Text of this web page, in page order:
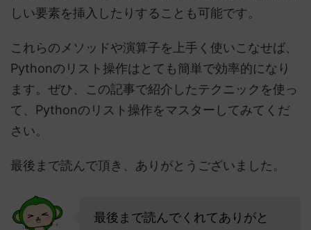
しい要素を挿入したりすることも可能です。
これらのメソッドや演算子を上手く使いこなせば、
Pythonのリスト操作はとても簡単で効率的になり
ます。ぜひ、この記事で紹介したテクニックを使っ
て、Pythonのリスト操作をマスターしてみてくだ
さい。
最後まで読んで頂き、ありがとうございました。
最後まで読んでくれてありがと